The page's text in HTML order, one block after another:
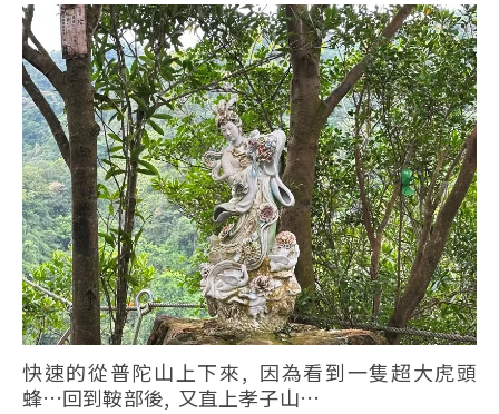
快速的從普陀山上下來, 因為看到一隻超大虎頭
蜂…回到鞍部後, 又直上孝子山…